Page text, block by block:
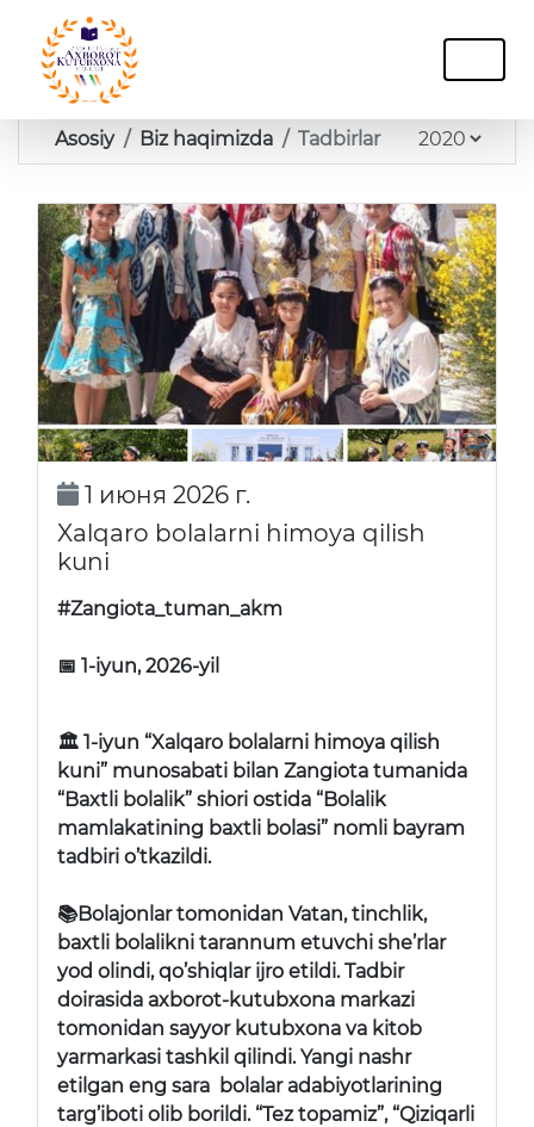
Asosiy Biz haqimizda Tadbirlar
1 июня 2026 г.
Xalqaro bolalarni himoya qilish
kuni
#Zangiota_tuman_akm
📅 1-iyun, 2026-yil
🏛 1-iyun “Xalqaro bolalarni himoya qilish
kuni” munosabati bilan Zangiota tumanida
“Baxtli bolalik” shiori ostida “Bolalik
mamlakatining baxtli bolasi” nomli bayram
tadbiri o’tkazildi.
📚Bolajonlar tomonidan Vatan, tinchlik,
baxtli bolalikni tarannum etuvchi she’rlar
yod olindi, qo’shiqlar ijro etildi. Tadbir
doirasida axborot-kutubxona markazi
tomonidan sayyor kutubxona va kitob
yarmarkasi tashkil qilindi. Yangi nashr
etilgan eng sara bolalar adabiyotlarining
targ’iboti olib borildi. “Tez topamiz”, “Qiziqarli